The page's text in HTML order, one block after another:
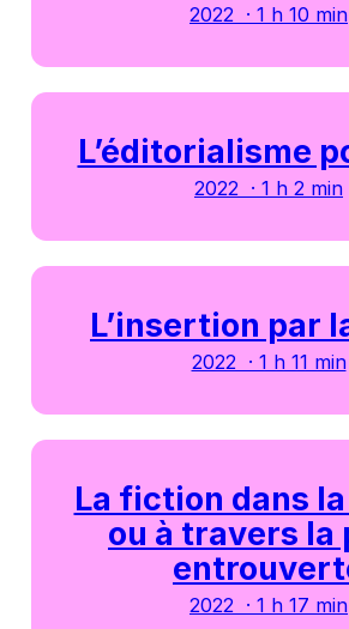
2022 · 1 h 10 min
L’éditorialisme
2022 · 1 h 2 min
L’insertion par
2022 · 1 h 11 min
La fiction dans
ou à travers la
2022 · 1 h 17 min